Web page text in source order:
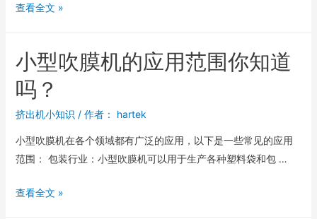
查看全文 »
小型吹膜机的应用范围你知道
吗？
挤出机小知识 / 作者： hartek
小型吹膜机在各个领域都有广泛的应用，以下是一些常见的应用
范围： 包装行业：小型吹膜机可以用于生产各种塑料袋和包 …
查看全文 »